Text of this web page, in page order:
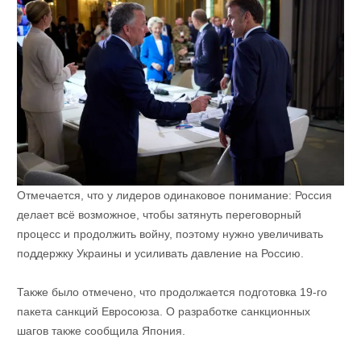
Отмечается, что у лидеров одинаковое понимание: Россия
делает всё возможное, чтобы затянуть переговорный
процесс и продолжить войну, поэтому нужно увеличивать
поддержку Украины и усиливать давление на Россию.
Также было отмечено, что продолжается подготовка 19-го
пакета санкций Евросоюза. О разработке санкционных
шагов также сообщила Япония.